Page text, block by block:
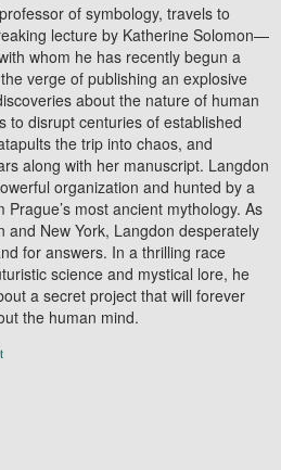
of symbology, travels to
lecture by Katherine Solomon—
whom he has recently begun a
verge of publishing an explosive
about the nature of human
to disrupt centuries of established
the trip into chaos, and
along with her manuscript. Langdon
organization and hunted by a
most ancient mythology. As
and New York, Langdon desperately
for answers. In a thrilling race
science and mystical lore, he
a secret project that will forever
the human mind.